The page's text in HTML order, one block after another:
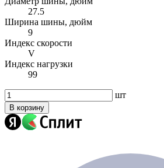
27.5
Ширина шины, дюйм
9
Индекс скорости
V
Индекс нагрузки
99
шт
В корзину